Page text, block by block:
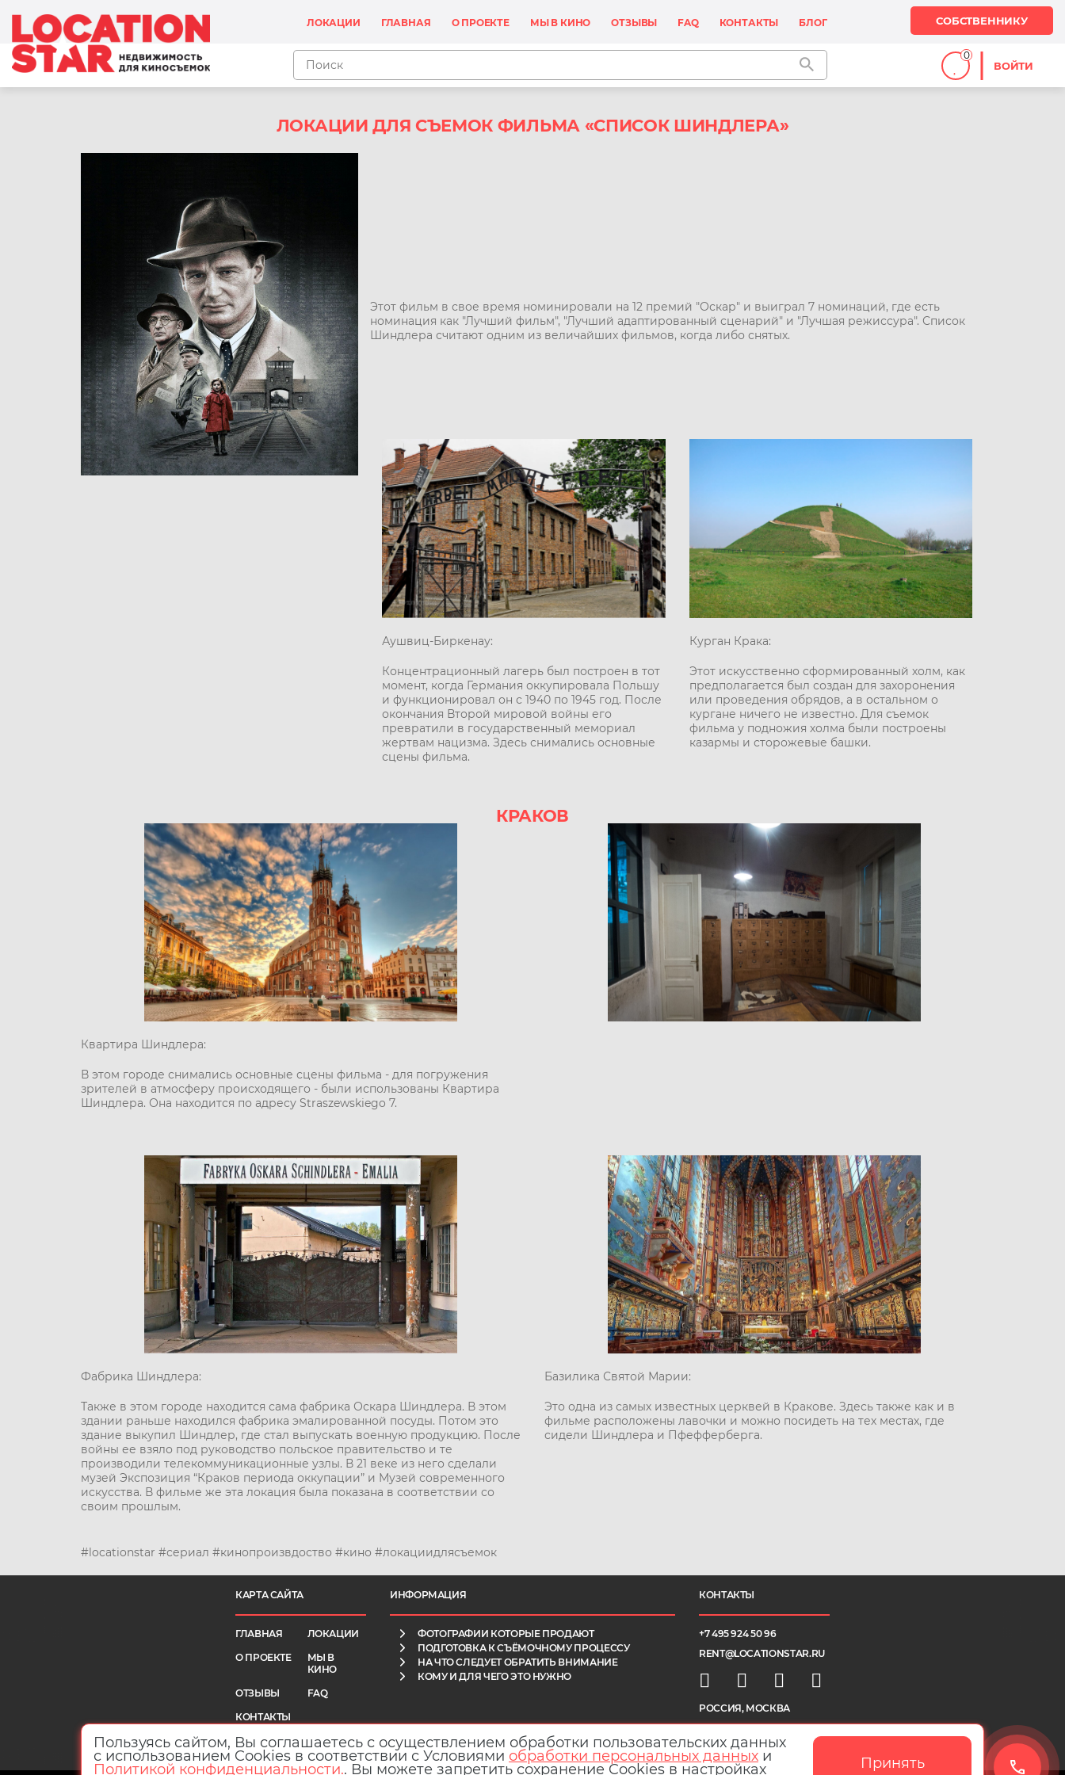
ЛОКАЦИИ ГЛАВНАЯ О ПРОЕКТЕ МЫ В КИНО ОТЗЫВЫ FAQ КОНТАКТЫ БЛОГ СОБСТВЕННИКУ
0
ВОЙТИ
ЛОКАЦИИ ДЛЯ СЪЕМОК ФИЛЬМА «СПИСОК ШИНДЛЕРА»
Этот фильм в свое время номинировали на 12 премий "Оскар" и выиграл 7 номинаций, где есть
номинация как "Лучший фильм", "Лучший адаптированный сценарий" и "Лучшая режиссура". Список
Шиндлера считают одним из величайших фильмов, когда либо снятых.
Аушвиц-Биркенау:
Концентрационный лагерь был построен в тот
момент, когда Германия оккупировала Польшу
и функционировал он с 1940 по 1945 год. После
окончания Второй мировой войны его
превратили в государственный мемориал
жертвам нацизма. Здесь снимались основные
сцены фильма.
Курган Крака:
Этот искусственно сформированный холм, как
предполагается был создан для захоронения
или проведения обрядов, а в остальном о
кургане ничего не известно. Для съемок
фильма у подножия холма были построены
казармы и сторожевые башки.
КРАКОВ
Квартира Шиндлера:
В этом городе снимались основные сцены фильма - для погружения
зрителей в атмосферу происходящего - были использованы Квартира
Шиндлера. Она находится по адресу Straszewskiego 7.
Фабрика Шиндлера:
Также в этом городе находится сама фабрика Оскара Шиндлера. В этом
здании раньше находился фабрика эмалированной посуды. Потом это
здание выкупил Шиндлер, где стал выпускать военную продукцию. После
войны ее взяло под руководство польское правительство и те
производили телекоммуникационные узлы. В 21 веке из него сделали
музей Экспозиция “Краков периода оккупации” и Музей современного
искусства. В фильме же эта локация была показана в соответствии со
своим прошлым.
Базилика Святой Марии:
Это одна из самых известных церквей в Кракове. Здесь также как и в
фильме расположены лавочки и можно посидеть на тех местах, где
сидели Шиндлера и Пфефферберга.
#locationstar #сериал #кинопроизвдоство #кино #локациидлясъемок
КАРТА САЙТА
ГЛАВНАЯ
ЛОКАЦИИ
О ПРОЕКТЕ
МЫ В
КИНО
ОТЗЫВЫ
FAQ
КОНТАКТЫ
БЛОГ
ИНФОРМАЦИЯ
ФОТОГРАФИИ КОТОРЫЕ ПРОДАЮТ
ПОДГОТОВКА К СЪЁМОЧНОМУ ПРОЦЕССУ
НА ЧТО СЛЕДУЕТ ОБРАТИТЬ ВНИМАНИЕ
КОМУ И ДЛЯ ЧЕГО ЭТО НУЖНО
КОНТАКТЫ
+7 495 924 50 96
RENT@LOCATIONSTAR.RU
PОССИЯ, МОСКВА
Пользуясь сайтом, Вы соглашаетесь с осуществлением обработки пользовательских данных
с использованием Cookies в соответствии с Условиями обработки персональных данных и
Политикой конфиденциальности.. Вы можете запретить сохранение Cookies в настройках Принять